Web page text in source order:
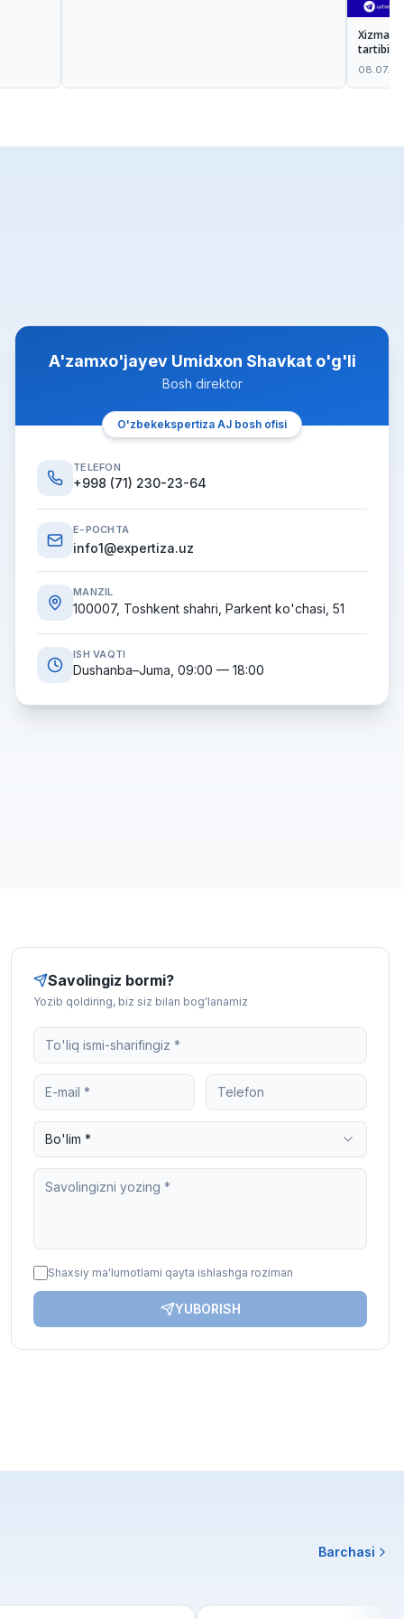
tartibi:
A'zamxo'jayev Umidxon Shavkat o'g'li
Bosh direktor
O'zbekekspertiza AJ bosh ofisi
TELEFON
+998 (71) 230-23-64
E-POCHTA
info1@expertiza.uz
MANZIL
100007, Toshkent shahri, Parkent ko'chasi, 51
ISH VAQTI
Dushanba–Juma, 09:00 — 18:00
Savolingiz bormi?
Yozib qoldiring, biz siz bilan bog'lanamiz
Bo'lim *
Shaxsiy ma'lumotlarni qayta ishlashga roziman
YUBORISH
Barchasi